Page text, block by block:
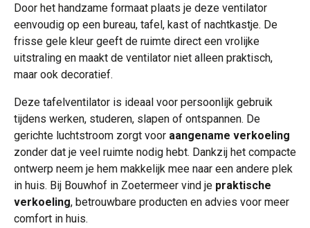
Door het handzame formaat plaats je deze ventilator
eenvoudig op een bureau, tafel, kast of nachtkastje. De
frisse gele kleur geeft de ruimte direct een vrolijke
uitstraling en maakt de ventilator niet alleen praktisch,
maar ook decoratief.
Deze tafelventilator is ideaal voor persoonlijk gebruik
tijdens werken, studeren, slapen of ontspannen. De
gerichte luchtstroom zorgt voor aangename verkoeling
zonder dat je veel ruimte nodig hebt. Dankzij het compacte
ontwerp neem je hem makkelijk mee naar een andere plek
in huis. Bij Bouwhof in Zoetermeer vind je praktische
verkoeling, betrouwbare producten en advies voor meer
comfort in huis.